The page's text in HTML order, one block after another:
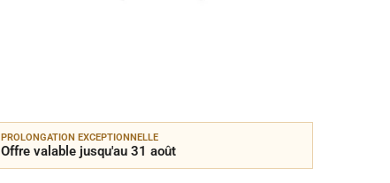
PROLONGATION EXCEPTIONNELLE
Offre valable jusqu'au 31 août